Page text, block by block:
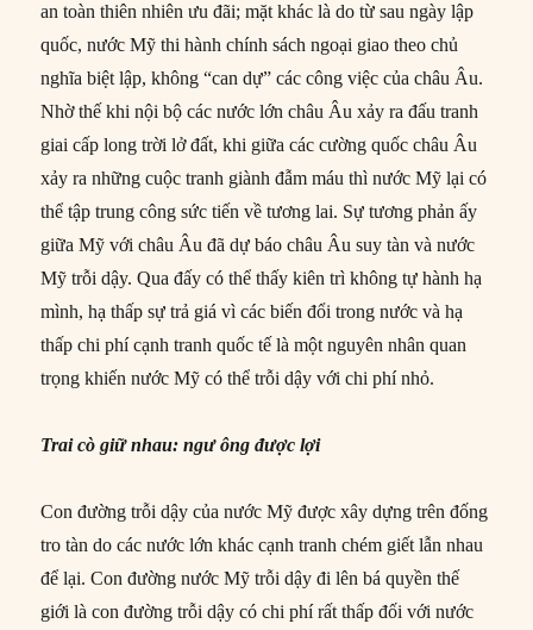
an toàn thiên nhiên ưu đãi; mặt khác là do từ sau ngày lập
quốc, nước Mỹ thi hành chính sách ngoại giao theo chủ
nghĩa biệt lập, không “can dự” các công việc của châu Âu.
Nhờ thế khi nội bộ các nước lớn châu Âu xảy ra đấu tranh
giai cấp long trời lở đất, khi giữa các cường quốc châu Âu
xảy ra những cuộc tranh giành đẫm máu thì nước Mỹ lại có
thể tập trung công sức tiến về tương lai. Sự tương phản ấy
giữa Mỹ với châu Âu đã dự báo châu Âu suy tàn và nước
Mỹ trỗi dậy. Qua đấy có thể thấy kiên trì không tự hành hạ
mình, hạ thấp sự trả giá vì các biến đổi trong nước và hạ
thấp chi phí cạnh tranh quốc tế là một nguyên nhân quan
trọng khiến nước Mỹ có thể trỗi dậy với chi phí nhỏ.
Trai cò giữ nhau: ngư ông được lợi
Con đường trỗi dậy của nước Mỹ được xây dựng trên đống
tro tàn do các nước lớn khác cạnh tranh chém giết lẫn nhau
để lại. Con đường nước Mỹ trỗi dậy đi lên bá quyền thế
giới là con đường trỗi dậy có chi phí rất thấp đối với nước